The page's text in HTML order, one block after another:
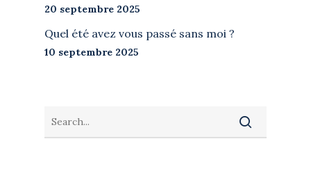
20 septembre 2025
Quel été avez vous passé sans moi ?
10 septembre 2025